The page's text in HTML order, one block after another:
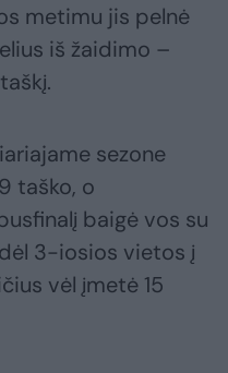
metimu jis pelnė
iš žaidimo –
sezone
taško, o
baigė vos su
3-iosios vietos į
vėl įmetė 15